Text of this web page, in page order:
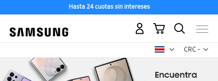
Hasta 24 cuotas sin intereses
CRC -
colón
Mi carrito